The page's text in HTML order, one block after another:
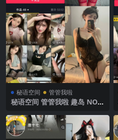
秘语空间 管管我啦
秘语空间 管管我啦 趣岛 NO.0
整版